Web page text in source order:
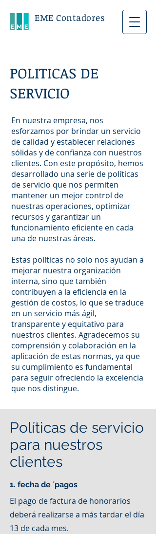
EME Contadores
POLITICAS DE
SERVICIO
En nuestra empresa, nos
esforzamos por brindar un servicio
de calidad y establecer relaciones
sólidas y de confianza con nuestros
clientes. Con este propósito, hemos
desarrollado una serie de políticas
de servicio que nos permiten
mantener un mejor control de
nuestras operaciones, optimizar
recursos y garantizar un
funcionamiento eficiente en cada
una de nuestras áreas.
Estas políticas no solo nos ayudan a
mejorar nuestra organización
interna, sino que también
contribuyen a la eficiencia en la
gestión de costos, lo que se traduce
en un servicio más ágil,
transparente y equitativo para
nuestros clientes. Agradecemos su
comprensión y colaboración en la
aplicación de estas normas, ya que
su cumplimiento es fundamental
para seguir ofreciendo la excelencia
que nos distingue.
Políticas de servicio
para nuestros
clientes
1. fecha de ´pagos
El pago de factura de honorarios
deberá realizarse a más tardar el día
13 de cada mes.